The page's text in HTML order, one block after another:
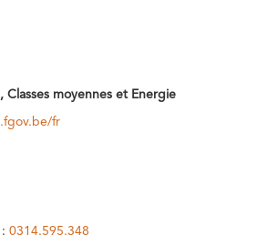
Classes moyennes et Energie
fr
0314.595.348